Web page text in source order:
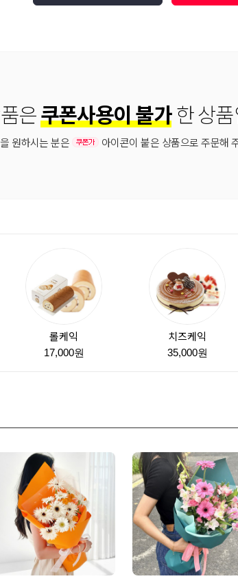
은쿠폰사용이 불가한 상
원하시는 분은 아이콘이 붙은 상품으로 주문해
롤케익
17,000원
치즈케익
35,000원